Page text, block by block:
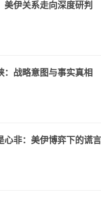
美伊关系走向深度研判
：战略意图与事实真相
心非：美伊博弈下的谎